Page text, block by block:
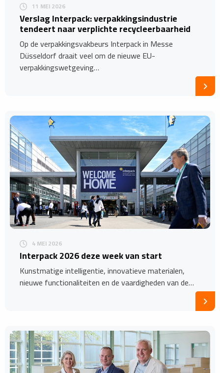
11 MEI 2026
​Verslag Interpack: verpakkingsindustrie
tendeert naar verplichte recycleerbaarheid
Op de verpakkingsvakbeurs Interpack in Messe
Düsseldorf draait veel om de nieuwe EU-
verpakkingswetgeving…
4 MEI 2026
Interpack 2026 deze week van start
Kunstmatige intelligentie, innovatieve materialen,
nieuwe functionaliteiten en de vaardigheden van de…